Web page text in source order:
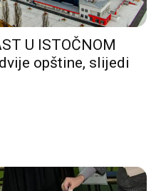
U ISTOČNOM
opštine, slijedi